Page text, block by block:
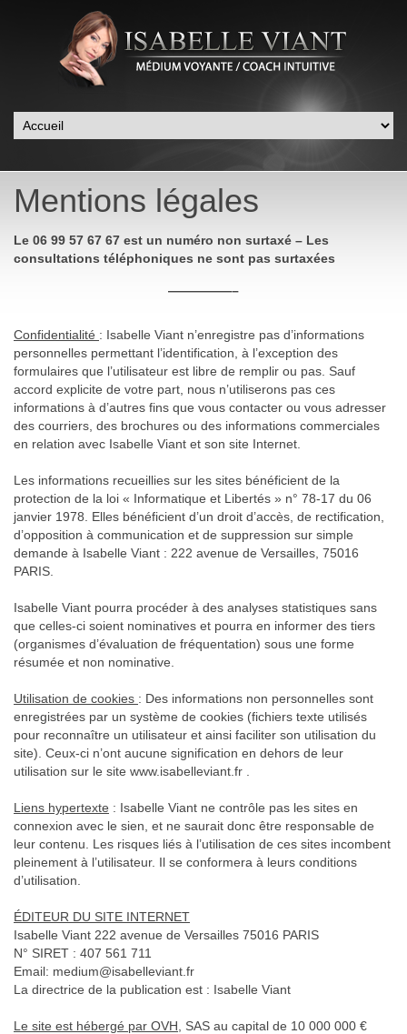
Mentions légales
Le 06 99 57 67 67 est un numéro non surtaxé – Les
consultations téléphoniques ne sont pas surtaxées
—————–
Confidentialité : Isabelle Viant n’enregistre pas d’informations
personnelles permettant l’identification, à l’exception des
formulaires que l’utilisateur est libre de remplir ou pas. Sauf
accord explicite de votre part, nous n’utiliserons pas ces
informations à d’autres fins que vous contacter ou vous adresser
des courriers, des brochures ou des informations commerciales
en relation avec Isabelle Viant et son site Internet.
Les informations recueillies sur les sites bénéficient de la
protection de la loi « Informatique et Libertés » n° 78-17 du 06
janvier 1978. Elles bénéficient d’un droit d’accès, de rectification,
d’opposition à communication et de suppression sur simple
demande à Isabelle Viant : 222 avenue de Versailles, 75016
PARIS.
Isabelle Viant pourra procéder à des analyses statistiques sans
que celles-ci soient nominatives et pourra en informer des tiers
(organismes d’évaluation de fréquentation) sous une forme
résumée et non nominative.
Utilisation de cookies : Des informations non personnelles sont
enregistrées par un système de cookies (fichiers texte utilisés
pour reconnaître un utilisateur et ainsi faciliter son utilisation du
site). Ceux-ci n’ont aucune signification en dehors de leur
utilisation sur le site www.isabelleviant.fr .
Liens hypertexte : Isabelle Viant ne contrôle pas les sites en
connexion avec le sien, et ne saurait donc être responsable de
leur contenu. Les risques liés à l’utilisation de ces sites incombent
pleinement à l’utilisateur. Il se conformera à leurs conditions
d’utilisation.
ÉDITEUR DU SITE INTERNET
Isabelle Viant 222 avenue de Versailles 75016 PARIS
N° SIRET : 407 561 711
Email: medium@isabelleviant.fr
La directrice de la publication est : Isabelle Viant
Le site est hébergé par OVH,
SAS au capital de 10 000 000 €